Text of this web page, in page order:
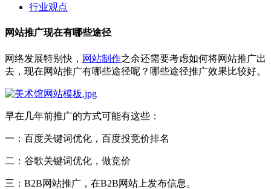
行业观点
网站推广现在有哪些途径
网络发展特别快， 网站制作之余还需要考虑如何将网站推广出
去，现在网站推广有哪些途径呢？哪些途径推广效果比较好。
早在几年前推广的方式可能有这些：
一：百度关键词优化，百度投竞价排名
二：谷歌关键词优化，做竞价
三：B2B网站推广，在B2B网站上发布信息。